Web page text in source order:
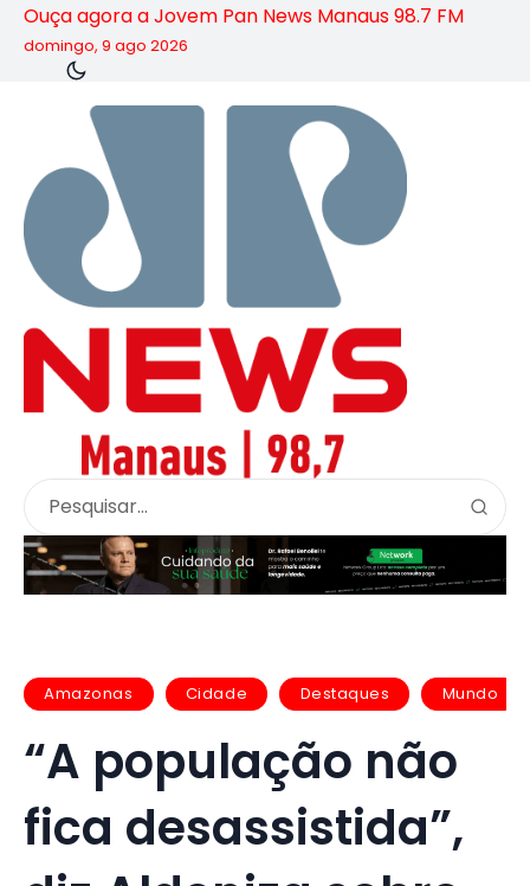
Ouça agora a Jovem Pan News Manaus 98.7 FM
domingo, 9 ago 2026
Amazonas Cidade Destaques Mundo
“A população não
fica desassistida”,